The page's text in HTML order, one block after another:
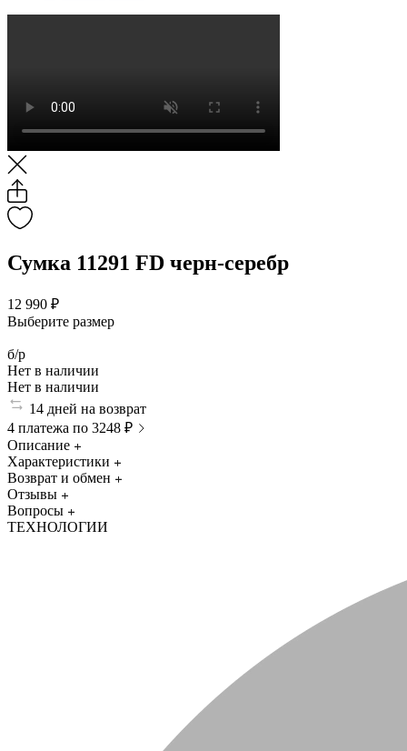
Сумка 11291 FD черн-серебр
12 990 ₽
Выберите размер
б/р
Нет в наличии
Нет в наличии
14 дней на возврат
4 платежа по 3248 ₽
Описание
Характеристики
Возврат и обмен
Отзывы
Вопросы
ТЕХНОЛОГИИ